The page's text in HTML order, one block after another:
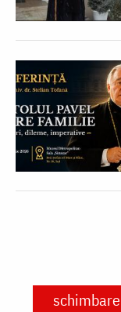
schimbare